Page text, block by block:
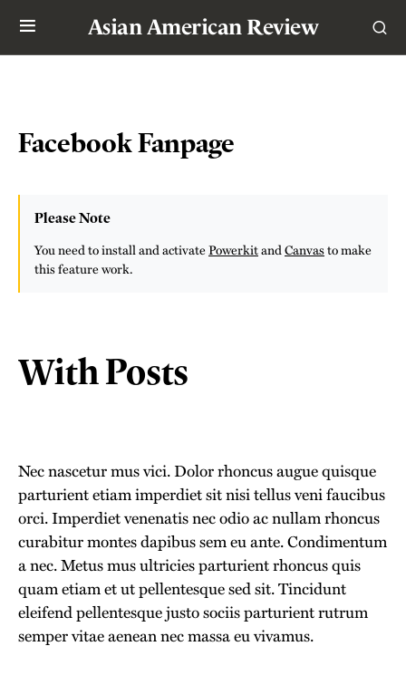
Asian American Review
Facebook Fanpage
Please Note
You need to install and activate PowerkitandCanvasto make
this feature work.
With Posts
Nec nascetur mus vici. Dolor rhoncus augue quisque
parturient etiam imperdiet sit nisi tellus veni faucibus
orci. Imperdiet venenatis nec odio ac nullam rhoncus
curabitur montes dapibus sem eu ante. Condimentum
a nec. Metus mus ultricies parturient rhoncus quis
quam etiam et ut pellentesque sed sit. Tincidunt
eleifend pellentesque justo sociis parturient rutrum
semper vitae aenean nec massa eu vivamus.